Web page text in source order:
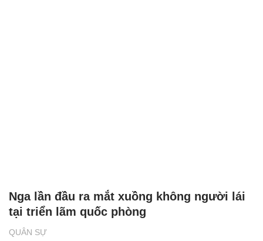
QUÂN SỰ
Nga lần đầu ra mắt xuồng không người lái
tại triển lãm quốc phòng